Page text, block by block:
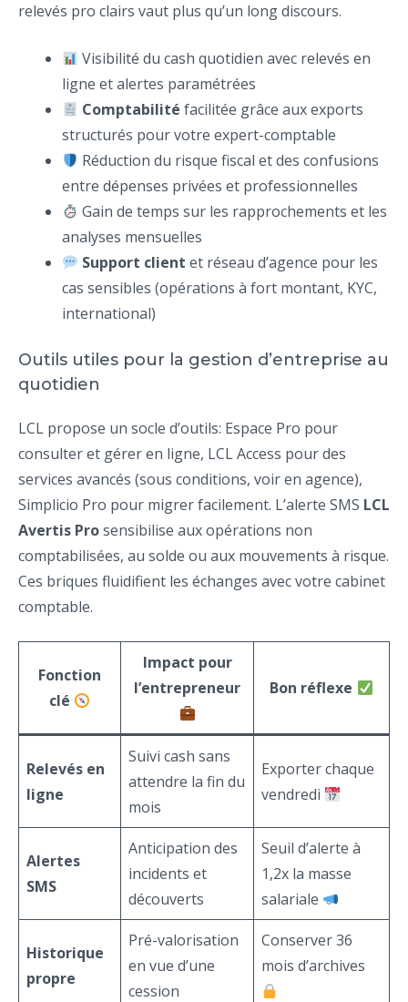
relevés pro clairs vaut plus qu’un long discours.
Visibilité du cash quotidien avec relevés en
ligne et alertes paramétrées
Comptabilité facilitée grâce aux exports
structurés pour votre expert-comptable
Réduction du risque fiscal et des confusions
entre dépenses privées et professionnelles
Gain de temps sur les rapprochements et les
analyses mensuelles
Support client et réseau d’agence pour les
cas sensibles (opérations à fort montant, KYC,
international)
Outils utiles pour la gestion d’entreprise au
quotidien
LCL propose un socle d’outils: Espace Pro pour
consulter et gérer en ligne, LCL Access pour des
services avancés (sous conditions, voir en agence),
Simplicio Pro pour migrer facilement. L’alerte SMS LCL
Avertis Prosensibilise aux opérations non
comptabilisées, au solde ou aux mouvements à risque.
Ces briques fluidifient les échanges avec votre cabinet
comptable.
Fonction
clé
Impact pour
l’entrepreneur
Bon réflexe
Relevés en
ligne
Suivi cash sans
attendre la fin du
mois
Exporter chaque
vendredi
Alertes
SMS
Anticipation des
incidents et
découverts
Seuil d’alerte à
1,2x la masse
salariale
Historique
propre
Pré-valorisation
en vue d’une
cession
Conserver 36
mois d’archives